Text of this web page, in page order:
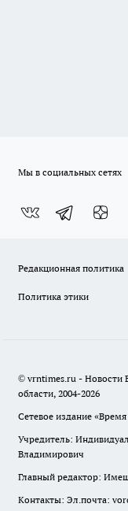
Мы в социальных сетях
Редакционная политика
Политика этики
© vrntimes.ru - Новости
области, 2004-2026
Сетевое издание
Учредитель:
Владимирович
Главный редактор:
Контакты: Эл.почта: